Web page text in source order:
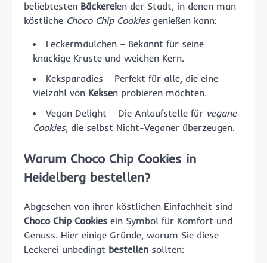
beliebtesten Bäckereien der Stadt, in denen man
köstliche Choco Chip Cookiesgenießen kann:
Leckermäulchen – Bekannt für seine
knackige Kruste und weichen Kern.
Keksparadies – Perfekt für alle, die eine
Vielzahl von Keksen probieren möchten.
Vegan Delight – Die Anlaufstelle für vegane
Cookies, die selbst Nicht-Veganer überzeugen.
Warum Choco Chip Cookies in
Heidelberg bestellen?
Abgesehen von ihrer köstlichen Einfachheit sind
Choco Chip Cookies ein Symbol für Komfort und
Genuss. Hier einige Gründe, warum Sie diese
Leckerei unbedingt bestellen sollten: